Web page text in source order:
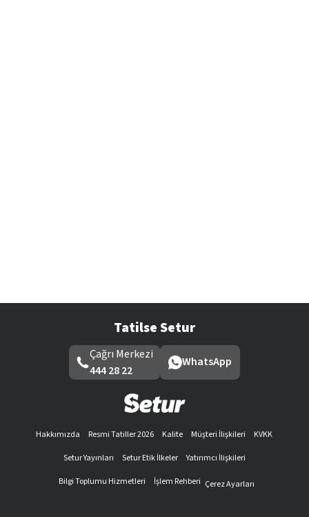
Tatilse Setur
Çağrı Merkezi
444 28 22
WhatsApp
Hakkımızda Resmi Tatiller 2026 Kalite Müşteri İlişkileri
KVKK
Setur Yayınları
Setur Etik İlkeler
Yatırımcı İlişkileri
Bilgi Toplumu Hizmetleri
İşlem Rehberi Çerez Ayarları